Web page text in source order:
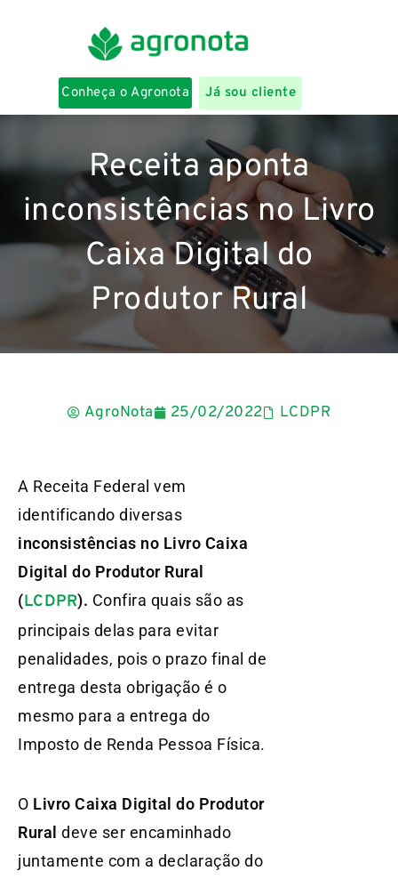
Conheça o Agronota Já sou cliente
Receita aponta
inconsistências no Livro
Caixa Digital do
Produtor Rural
AgroNota 25/02/2022 LCDPR
A Receita Federal vem
identificando diversas
inconsistências no Livro Caixa
Digital do Produtor Rural
(LCDPR). Confira quais são as
principais delas para evitar
penalidades, pois o prazo final de
entrega desta obrigação é o
mesmo para a entrega do
Imposto de Renda Pessoa Física.
O Livro Caixa Digital do Produtor
Rural deve ser encaminhado
juntamente com a declaração do